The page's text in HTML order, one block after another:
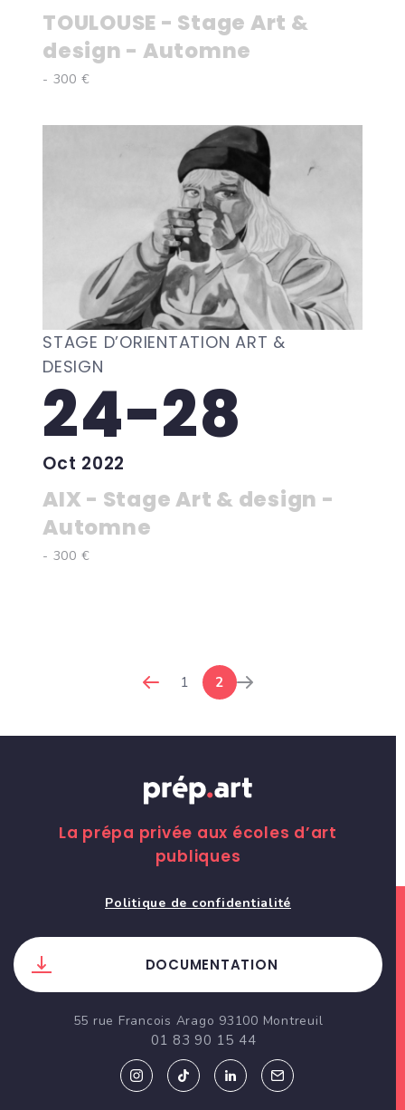
TOULOUSE - Stage Art &
design - Automne
- 300 €
STAGE D’ORIENTATION ART &
DESIGN
24-28
Oct 2022
AIX - Stage Art & design -
Automne
- 300 €
1 2
La prépa privée aux écoles d’art
publiques
Politique de confidentialité
DOCUMENTATION
55 rue Francois Arago 93100 Montreuil
01 83 90 15 44